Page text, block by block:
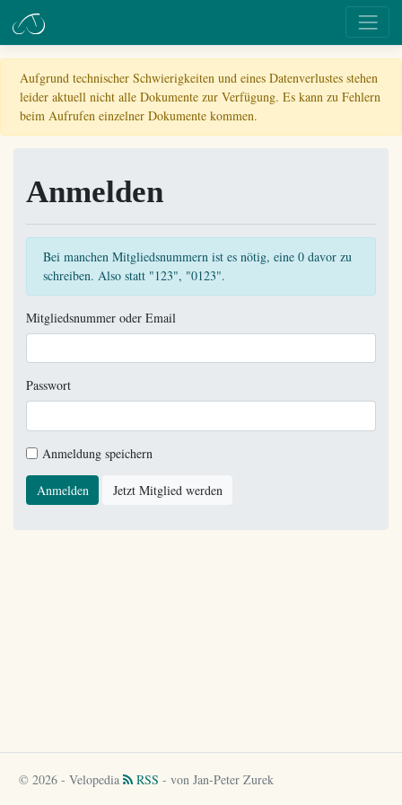
Aufgrund technischer Schwierigkeiten und eines Datenverlustes stehen
leider aktuell nicht alle Dokumente zur Verfügung. Es kann zu Fehlern
beim Aufrufen einzelner Dokumente kommen.
Anmelden
Bei manchen Mitgliedsnummern ist es nötig, eine 0 davor zu
schreiben. Also statt "123", "0123".
Mitgliedsnummer oder Email
Passwort
Anmeldung speichern
Anmelden Jetzt Mitglied werden
© 2026 - Velopedia RSS - von Jan-Peter Zurek